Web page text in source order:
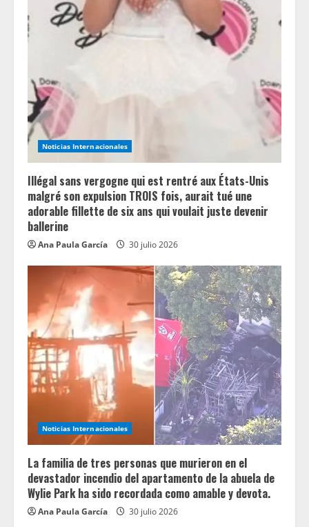
R
a
d
i
n
g
Noticias Internacionales
Illégal sans vergogne qui est rentré aux États-Unis
malgré son expulsion TROIS fois, aurait tué une
adorable fillette de six ans qui voulait juste devenir
ballerine
Ana Paula García 30 julio 2026
Noticias Internacionales
La familia de tres personas que murieron en el
devastador incendio del apartamento de la abuela de
Wylie Park ha sido recordada como amable y devota.
Ana Paula García 30 julio 2026